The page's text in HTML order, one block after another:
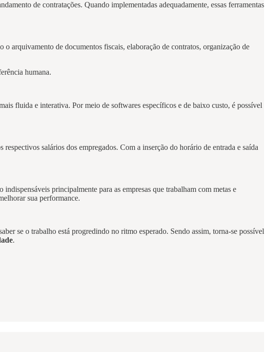
de contratações. Quando implementadas adequadamente, essas ferramentas
arquivamento de documentos fiscais, elaboração de contratos, organização de
humana.
fluida e interativa. Por meio de softwares específicos e de baixo custo, é possível
salários dos empregados. Com a inserção do horário de entrada e saída
indispensáveis principalmente para as empresas que trabalham com metas e
sua performance.
se o trabalho está progredindo no ritmo esperado. Sendo assim, torna-se possível
.